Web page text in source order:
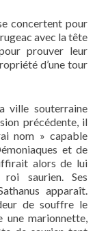
concertent pour
avec la tête
prouver leur
d’une tour
ville souterraine
précédente, il
nom » capable
et de
alors de lui
saurien. Ses
apparaît.
de souffre le
une marionnette,